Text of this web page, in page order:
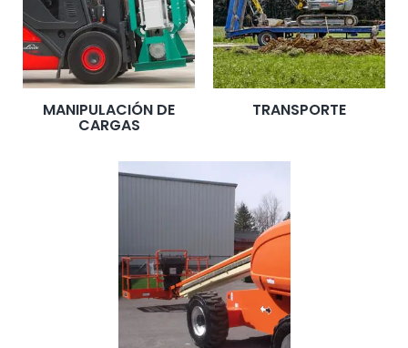
MANIPULACIÓN DE
CARGAS
TRANSPORTE